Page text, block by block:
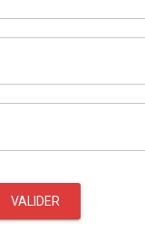
VALIDER